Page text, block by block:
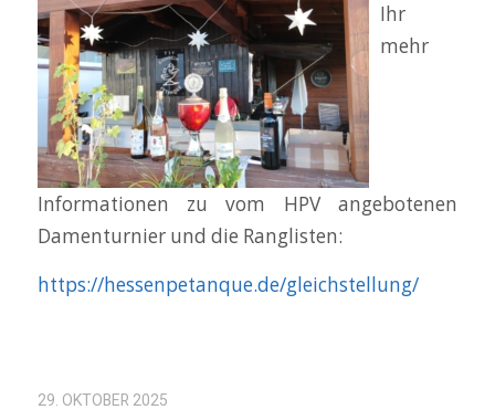
Ihr
mehr
Informationen zu vom HPV angebotenen
Damenturnier und die Ranglisten:
https://hessenpetanque.de/gleichstellung/
29. OKTOBER 2025